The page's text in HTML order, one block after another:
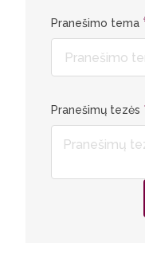
Pranešimo tema
Pranešimų tezės